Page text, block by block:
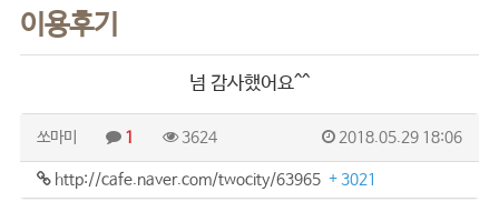
이용후기
넘 감사했어요^^
쏘마미 1 3624 2018.05.29 18:06
http://cafe.naver.com/twocity/63965 + 3021